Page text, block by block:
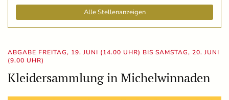
Alle Stellenanzeigen
ABGABE FREITAG, 19. JUNI (14.00 UHR) BIS SAMSTAG, 20. JUNI
(9.00 UHR)
Kleidersammlung in Michelwinnaden